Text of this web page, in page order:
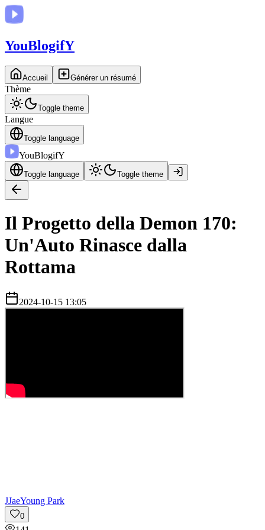
YouBlogifY
Accueil Générer un résumé
Thème
Toggle theme
Langue
Toggle language
YouBlogifY
Toggle language Toggle theme
Il Progetto della Demon 170:
Un'Auto Rinasce dalla
Rottama
2024-10-15 13:05
JJaeYoung Park
0